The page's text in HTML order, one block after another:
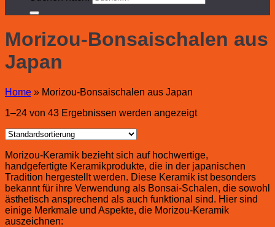
Morizou-Bonsaischalen aus
Japan
Home » Morizou-Bonsaischalen aus Japan
1–24 von 43 Ergebnissen werden angezeigt
Morizou-Keramik bezieht sich auf hochwertige,
handgefertigte Keramikprodukte, die in der japanischen
Tradition hergestellt werden. Diese Keramik ist besonders
bekannt für ihre Verwendung als Bonsai-Schalen, die sowohl
ästhetisch ansprechend als auch funktional sind. Hier sind
einige Merkmale und Aspekte, die Morizou-Keramik
auszeichnen: